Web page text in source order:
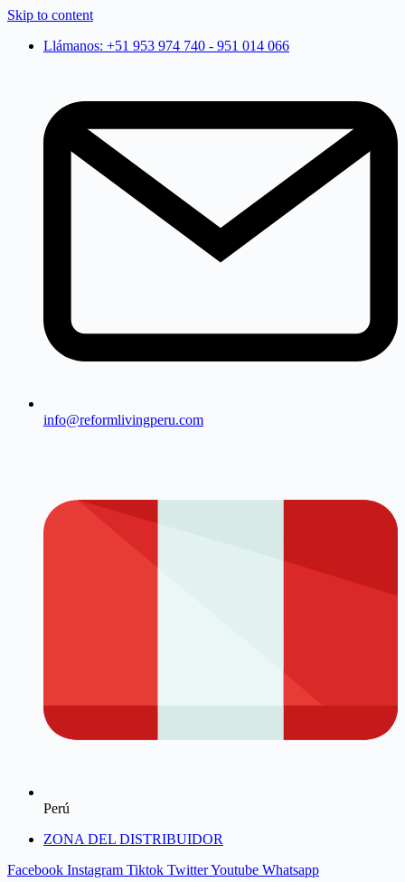
Skip to content
Llámanos: +51 953 974 740 - 951 014 066
info@reformlivingperu.com
Perú
ZONA DEL DISTRIBUIDOR
Facebook Instagram Tiktok TwitterYoutube Whatsapp